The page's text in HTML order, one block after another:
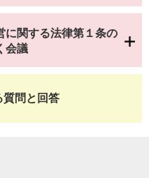
に関する法律第１条の
会議
質問と回答